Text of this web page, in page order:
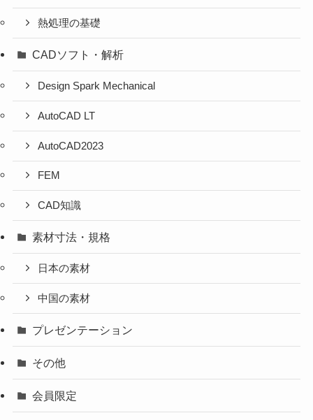
熱処理の基礎
CADソフト・解析
Design Spark Mechanical
AutoCAD LT
AutoCAD2023
FEM
CAD知識
素材寸法・規格
日本の素材
中国の素材
プレゼンテーション
その他
会員限定